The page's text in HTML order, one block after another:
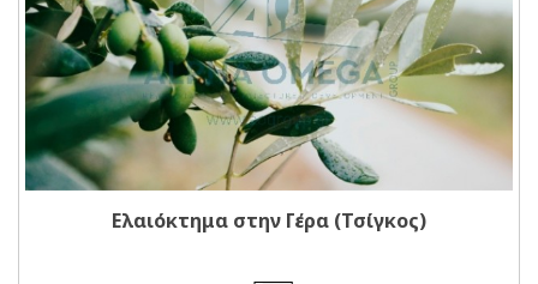
Ελαιόκτημα στην Γέρα (Τσίγκος)